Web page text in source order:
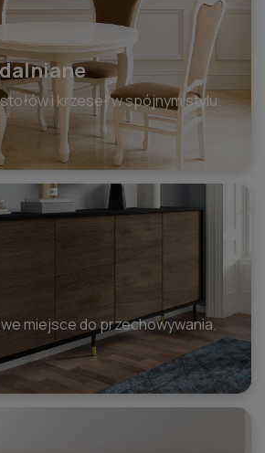
i krzeseł w spójnym stylu.
miejsce do przechowywania.